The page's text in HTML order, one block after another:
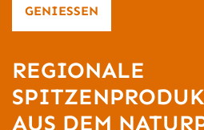
GENIESSEN
REGIONALE
AUS DEM